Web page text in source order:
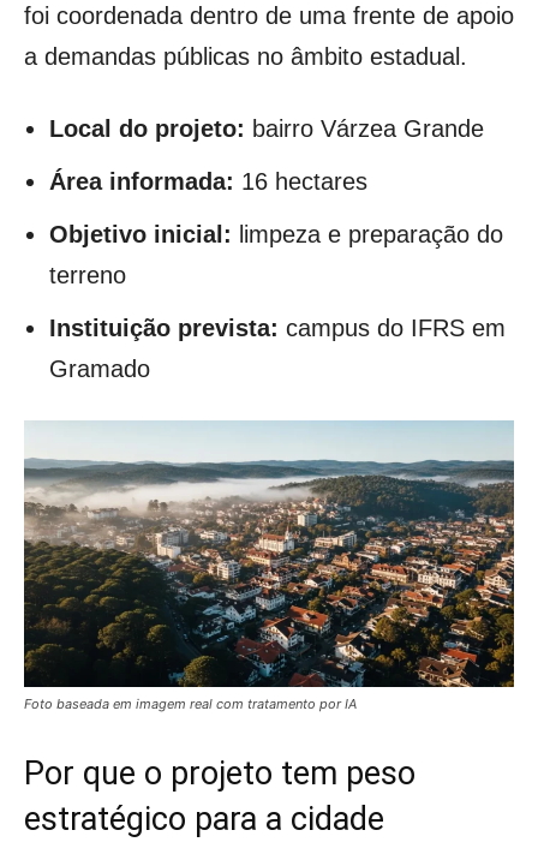
foi coordenada dentro de uma frente de apoio
a demandas públicas no âmbito estadual.
Local do projeto: bairro Várzea Grande
Área informada: 16 hectares
Objetivo inicial: limpeza e preparação do
terreno
Instituição prevista: campus do IFRS em
Gramado
Foto baseada em imagem real com tratamento por IA
Por que o projeto tem peso
estratégico para a cidade